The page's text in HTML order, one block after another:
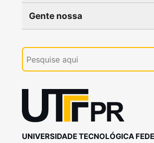
Gente nossa
UNIVERSIDADE TECNOLÓGICA